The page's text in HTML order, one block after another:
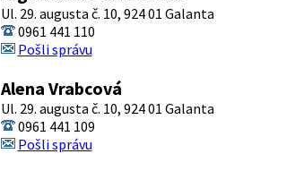
Ul. 29. augusta č. 10, 924 01 Galanta
0961 441 110
Pošli správu
Alena Vrabcová
Ul. 29. augusta č. 10, 924 01 Galanta
0961 441 109
Pošli správu